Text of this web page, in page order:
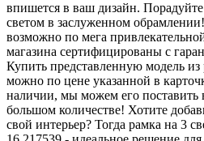
впишется в ваш дизайн.
светом в заслуженном
возможно по мега
магазина сертифицированы с
Купить представленную модель из
можно по цене указанной в
наличии, мы можем его поставить
большом количестве! Хотите
свой интерьер? Тогда рамка на 3